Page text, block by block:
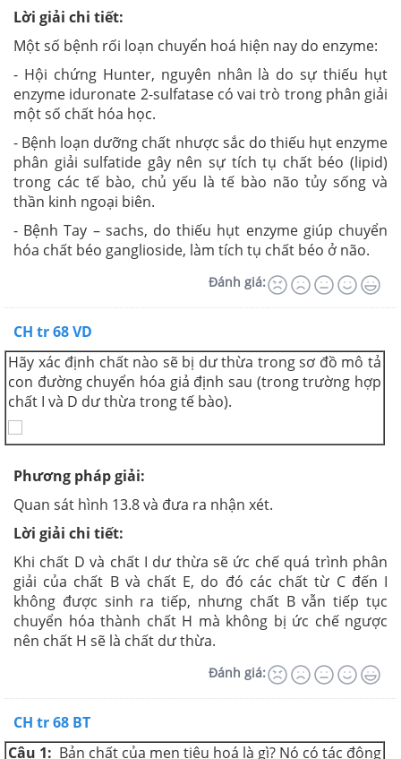
Lời giải chi tiết:
Một số bệnh rối loạn chuyển hoá hiện nay do enzyme:
- Hội chứng Hunter, nguyên nhân là do sự thiếu hụt
enzyme iduronate 2-sulfatase có vai trò trong phân giải
một số chất hóa học.
- Bệnh loạn dưỡng chất nhược sắc do thiếu hụt enzyme
phân giải sulfatide gây nên sự tích tụ chất béo (lipid)
trong các tế bào, chủ yếu là tế bào não tủy sống và
thần kinh ngoại biên.
- Bệnh Tay – sachs, do thiếu hụt enzyme giúp chuyển
hóa chất béo ganglioside, làm tích tụ chất béo ở não.
Đánh giá:
CH tr 68 VD
Hãy xác định chất nào sẽ bị dư thừa trong sơ đồ mô tả
con đường chuyển hóa giả định sau (trong trường hợp
chất I và D dư thừa trong tế bào).
Phương pháp giải:
Quan sát hình 13.8 và đưa ra nhận xét.
Lời giải chi tiết:
Khi chất D và chất I dư thừa sẽ ức chế quá trình phân
giải của chất B và chất E, do đó các chất từ C đến I
không được sinh ra tiếp, nhưng chất B vẫn tiếp tục
chuyển hóa thành chất H mà không bị ức chế ngược
nên chất H sẽ là chất dư thừa.
Đánh giá:
CH tr 68 BT
Câu 1: Bản chất của men tiêu hoá là gì? Nó có tác động